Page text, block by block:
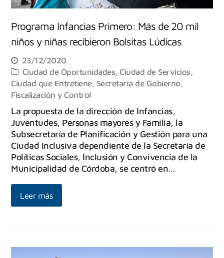
Programa Infancias Primero: Más de 20 mil
niños y niñas recibieron Bolsitas Lúdicas
23/12/2020
Ciudad de Oportunidades,Ciudad de Servicios,
Ciudad que Entretiene, Secretaría de Gobierno,
Fiscalización y Control
La propuesta de la dirección de Infancias,
Juventudes, Personas mayores y Familia, la
Subsecretaría de Planificación y Gestión para una
Ciudad Inclusiva dependiente de la Secretaría de
Políticas Sociales, Inclusión y Convivencia de la
Municipalidad de Córdoba, se centró en…
Leer más